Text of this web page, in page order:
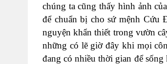
chúng ta cũng thấy hình ảnh
để chuẩn bị cho sứ mệnh Cứu
nguyện khẩn thiết trong vườn
những có lẽ giờ đây khi mọi
đang có nhiều thời gian để